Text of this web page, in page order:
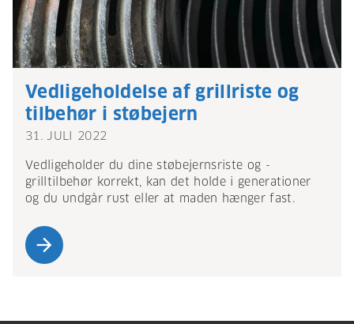
Vedligeholdelse af grillriste og
tilbehør i støbejern
31. JULI 2022
Vedligeholder du dine støbejernsriste og -
grilltilbehør korrekt, kan det holde i generationer
og du undgår rust eller at maden hænger fast.
arrow_forward